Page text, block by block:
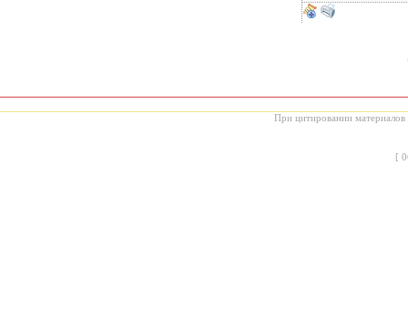
При цитировании материалов
[